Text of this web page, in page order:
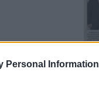
Personal Information